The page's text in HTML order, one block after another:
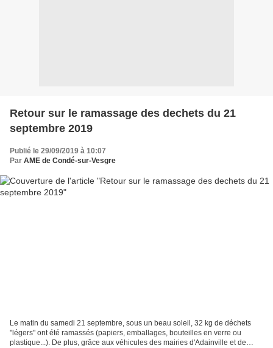
Retour sur le ramassage des dechets du 21
septembre 2019
Publié le 29/09/2019 à 10:07
Par AME de Condé-sur-Vesgre
Le matin du samedi 21 septembre, sous un beau soleil, 32 kg de déchets
"légers" ont été ramassés (papiers, emballages, bouteilles en verre ou
plastique...). De plus, grâce aux véhicules des mairies d'Adainville et de